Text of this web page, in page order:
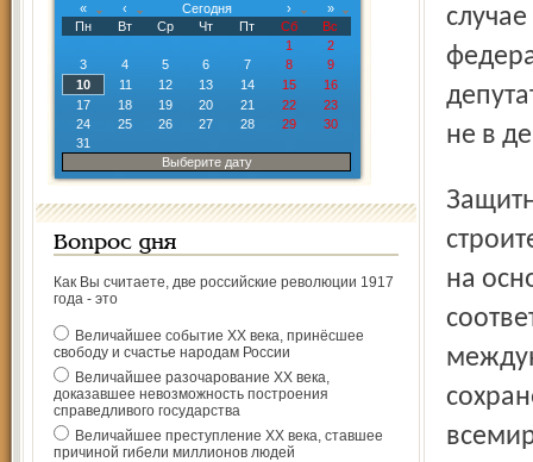
«
‹ Сегодня ›
»
Пн
Вт Ср Чт Пт Сб
Вс
1
2
3
4 5 6 7 8
9
10
11 12 13 14 15
16
17
18 19 20 21 22
23
24
25 26 27 28 29
30
31
Выберите дату
Вопрос дня
Как Вы считаете, две российские революции 1917
года - это
Величайшее событие ХХ века, принёсшее
свободу и счастье народам России
Величайшее разочарование ХХ века,
доказавшее невозможность построения
справедливого государства
Величайшее преступление ХХ века, ставшее
причиной гибели миллионов людей
не в
Защитники старины считают, что решение по
на